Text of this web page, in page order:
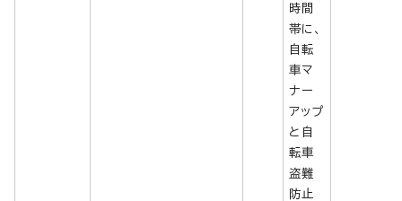
時間
帯に、
自転
車マ
ナー
アップ
と自
転車
盗難
防止